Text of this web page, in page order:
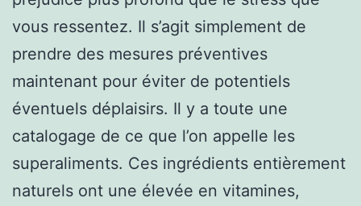
vous ressentez. Il s’agit simplement de
prendre des mesures préventives
maintenant pour éviter de potentiels
éventuels déplaisirs. Il y a toute une
catalogage de ce que l’on appelle les
superaliments. Ces ingrédients entièrement
naturels ont une élevée en vitamines,